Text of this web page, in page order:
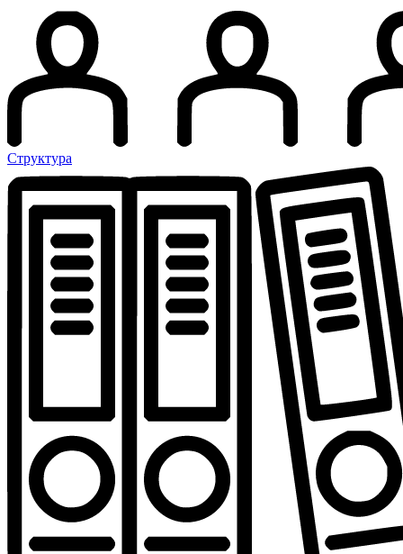
Структура